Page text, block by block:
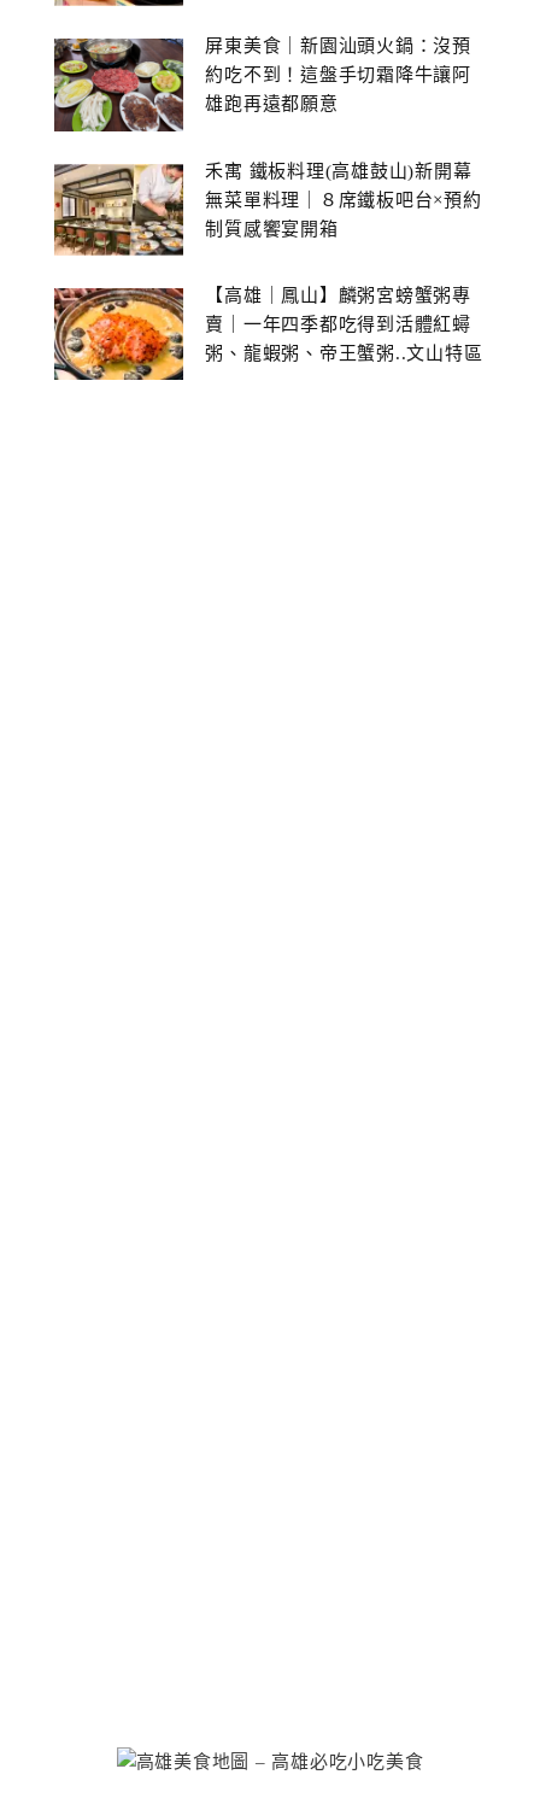
屏東美食｜新園汕頭火鍋：沒預
約吃不到！這盤手切霜降牛讓阿
雄跑再遠都願意
禾寓 鐵板料理(高雄鼓山)新開幕
無菜單料理｜８席鐵板吧台×預約
制質感饗宴開箱
【高雄｜鳳山】麟粥宮螃蟹粥專
賣｜一年四季都吃得到活體紅蟳
粥、龍蝦粥、帝王蟹粥..文山特區